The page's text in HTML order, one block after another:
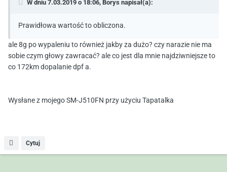
W dniu 7.03.2019 o 18:06, Borys napisał(a):
Prawidłowa wartość to obliczona.
ale 8g po wypaleniu to również jakby za dużo? czy narazie nie ma
sobie czym głowy zawracać? ale co jest dla mnie najdziwniejsze to
co 172km dopalanie dpf a.
Wysłane z mojego SM-J510FN przy użyciu Tapatalka
Cytuj